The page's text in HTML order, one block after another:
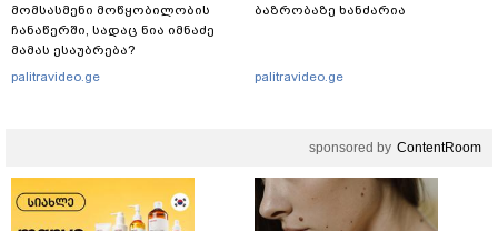
მომსასმენი მოწყობილობის
ჩანაწერში, სადაც ნია იმნაძე
მამას ესაუბრება?
palitravideo.ge
ბაზრობაზე ხანძარია
palitravideo.ge
sponsored by ContentRoom